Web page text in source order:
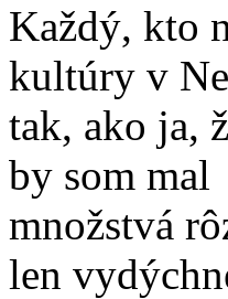
Každý, kto
kultúry v
tak, ako ja,
by som mal
množstvá
len